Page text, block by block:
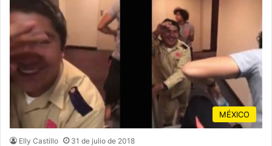
MÉXICO
Elly Castillo 31 de julio de 2018